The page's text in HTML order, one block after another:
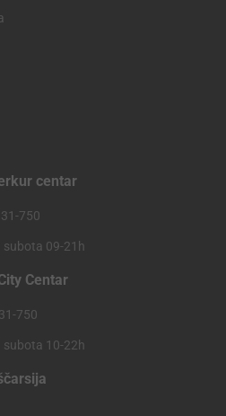
centar
750
subota 09-21h
Centar
750
subota 10-22h